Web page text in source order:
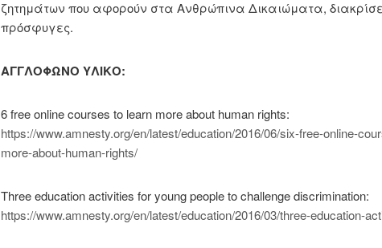
ζητημάτων που αφορούν στα Ανθρώπινα Δικαιώματα,
πρόσφυγες.
AΓΓΛΟΦΩΝΟ ΥΛΙΚΟ:
6 free online courses to learn more about human rights:
https://www.amnesty.org/en/latest/education/2016/06/six-free-online-
more-about-human-rights/
Three education activities for young people to challenge discrimination:
https://www.amnesty.org/en/latest/education/2016/03/three-education-